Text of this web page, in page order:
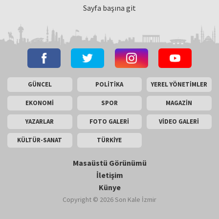
Sayfa başına git
GÜNCEL POLİTİKA YEREL YÖNETİMLER
EKONOMİ SPOR MAGAZİN
YAZARLAR FOTO GALERİ VİDEO GALERİ
KÜLTÜR-SANAT TÜRKİYE
Masaüstü Görünümü
İletişim
Künye
Copyright © 2026 Son Kale İzmir